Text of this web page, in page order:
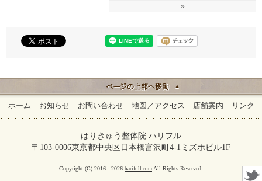
»
ホーム お知らせ お問い合わせ 地図／アクセス 店舗案内 リンク
はりきゅう整体院 ハリフル
〒103-0006東京都中央区日本橋富沢町4-1ミズホビル1F
Copyright (C) 2016 - 2026 harifull.com All Rights Reserved.